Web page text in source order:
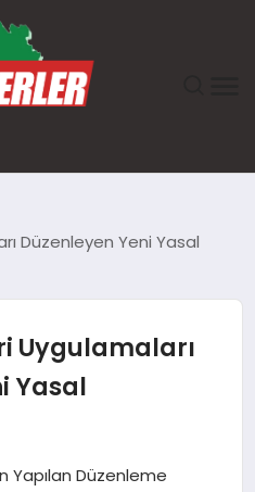
Düzenleyen Yeni Yasal
Uygulamaları
Yasal
Yapılan Düzenleme